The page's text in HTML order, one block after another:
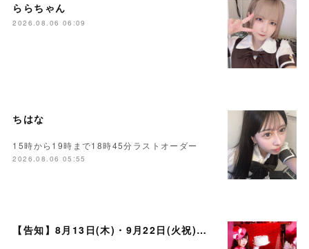
ららちゃん
2026.08.06 06:09
ちはな
15時から19時まで18時45分ラストオーダー
2026.08.06 05:55
【告知】8月13日(木)・9月22日(火祝)・10月10日(土)ゲスト まいかさん🍓